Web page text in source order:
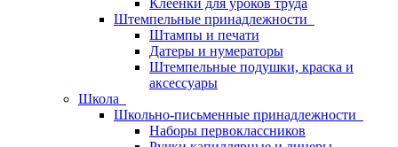
Клеёнки для уроков труда
Штемпельные принадлежности
Штампы и печати
Датеры и нумераторы
Штемпельные подушки, краска и
аксессуары
Школа
Школьно-письменные принадлежности
Наборы первоклассников